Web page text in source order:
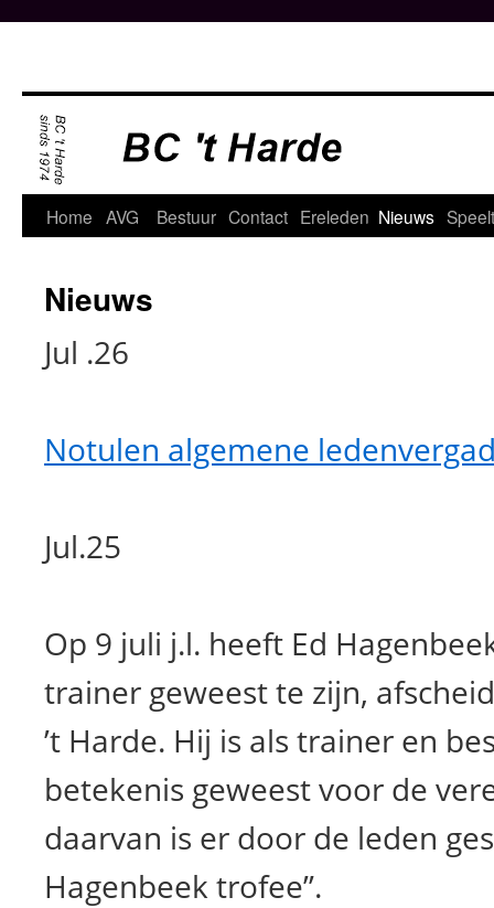
de
inhoud
Home AVG Bestuur Contact Ereleden Nieuws
Nieuws
Jul .26
Notulen algemene
Jul.25
Op 9 juli j.l. heeft Ed
trainer geweest te zijn,
’t Harde. Hij is als trainer en
betekenis geweest voor de
daarvan is er door de leden
Hagenbeek trofee”.